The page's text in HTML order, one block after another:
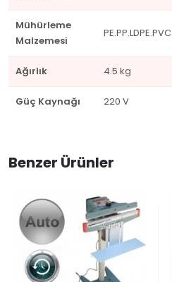
Mühürleme
Malzemesi
PE.PP.LDPE.PVC
Ağırlık 4.5 kg
Güç Kaynağı 220 V
Benzer Ürünler